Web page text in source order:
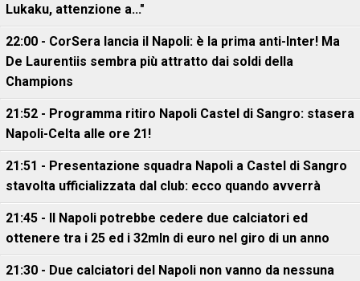
Lukaku, attenzione a..."
22:00 - CorSera lancia il Napoli: è la prima anti-Inter! Ma
De Laurentiis sembra più attratto dai soldi della
Champions
21:52 - Programma ritiro Napoli Castel di Sangro: stasera
Napoli-Celta alle ore 21!
21:51 - Presentazione squadra Napoli a Castel di Sangro
stavolta ufficializzata dal club: ecco quando avverrà
21:45 - Il Napoli potrebbe cedere due calciatori ed
ottenere tra i 25 ed i 32mln di euro nel giro di un anno
21:30 - Due calciatori del Napoli non vanno da nessuna